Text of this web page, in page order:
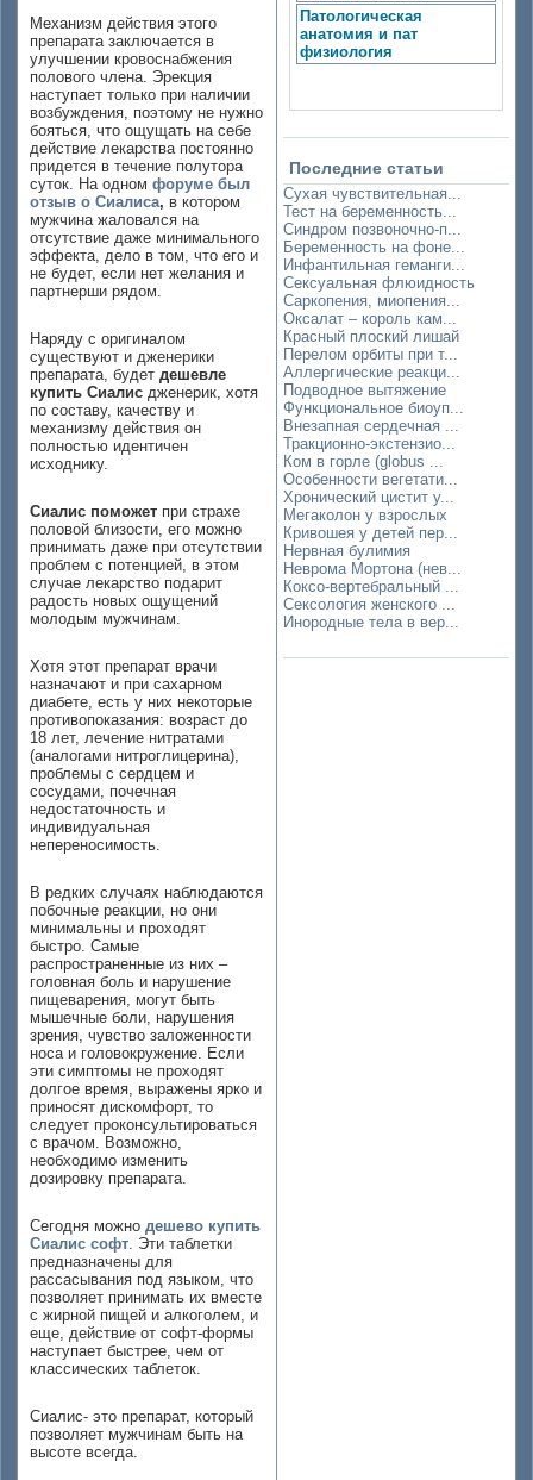
Механизм действия этого
препарата заключается в
улучшении кровоснабжения
полового члена. Эрекция
наступает только при наличии
возбуждения, поэтому не нужно
бояться, что ощущать на себе
действие лекарства постоянно
придется в течение полутора
суток. На одном форуме был
отзыв о Сиалиса, в котором
мужчина жаловался на
отсутствие даже минимального
эффекта, дело в том, что его и
не будет, если нет желания и
партнерши рядом.
Наряду с оригиналом
существуют и дженерики
препарата, будет дешевле
купить Сиалис дженерик, хотя
по составу, качеству и
механизму действия он
полностью идентичен
исходнику.
Сиалис поможет при страхе
половой близости, его можно
принимать даже при отсутствии
проблем с потенцией, в этом
случае лекарство подарит
радость новых ощущений
молодым мужчинам.
Хотя этот препарат врачи
назначают и при сахарном
диабете, есть у них некоторые
противопоказания: возраст до
18 лет, лечение нитратами
(аналогами нитроглицерина),
проблемы с сердцем и
сосудами, почечная
недостаточность и
индивидуальная
непереносимость.
В редких случаях наблюдаются
побочные реакции, но они
минимальны и проходят
быстро. Самые
распространенные из них –
головная боль и нарушение
пищеварения, могут быть
мышечные боли, нарушения
зрения, чувство заложенности
носа и головокружение. Если
эти симптомы не проходят
долгое время, выражены ярко и
приносят дискомфорт, то
следует проконсультироваться
с врачом. Возможно,
необходимо изменить
дозировку препарата.
Сегодня можно дешево купить
Сиалис софт . Эти таблетки
предназначены для
рассасывания под языком, что
позволяет принимать их вместе
с жирной пищей и алкоголем, и
еще, действие от софт-формы
наступает быстрее, чем от
классических таблеток.
Сиалис- это препарат, который
позволяет мужчинам быть на
высоте всегда.
Патологическая
анатомия и пат
физиология
Последние статьи
Сухая чувствительная...
Тест на беременность...
Синдром позвоночно-п...
Беременность на фоне...
Инфантильная геманги...
Сексуальная флюидность
Саркопения, миопения...
Оксалат – король кам...
Красный плоский лишай
Перелом орбиты при т...
Аллергические реакци...
Подводное вытяжение
Функциональное биоуп...
Внезапная сердечная ...
Тракционно-экстензио...
Ком в горле (globus ...
Особенности вегетати...
Хронический цистит у...
Мегаколон у взрослых
Кривошея у детей пер...
Нервная булимия
Неврома Мортона (нев...
Коксо-вертебральный ...
Сексология женского ...
Инородные тела в вер...